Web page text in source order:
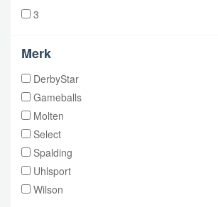
3
Merk
DerbyStar
Gameballs
Molten
Select
Spalding
Uhlsport
Wilson